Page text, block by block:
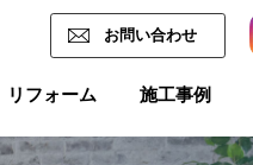
リフォーム 施工事例
お問い合わせ